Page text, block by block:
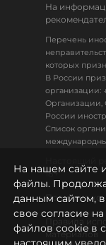
На
Перечень
которых
В России
организации:
России
Список
18+
Политика
Правила
материалов
На нашем сайте
файлы.
данным сайтом,
свое согласие
файлов cookie в